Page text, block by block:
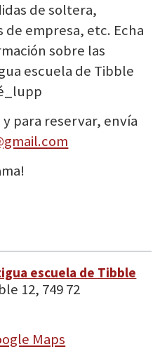
de soltera,
empresa, etc. Echa
sobre las
escuela de Tibble
para reservar, envía
escuela de Tibble
12, 749 72
Maps